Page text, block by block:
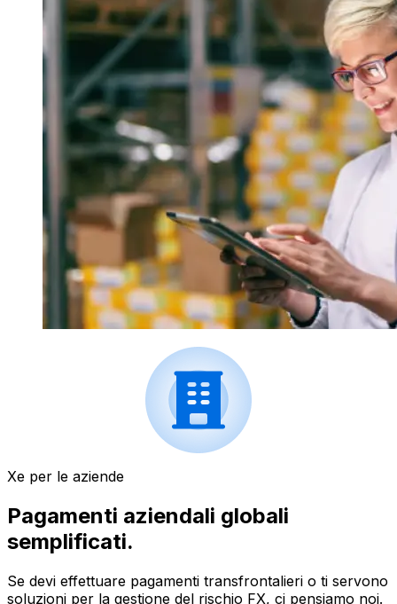
Xe per le aziende
Pagamenti aziendali globali
semplificati.
Se devi effettuare pagamenti transfrontalieri o ti servono
soluzioni per la gestione del rischio FX, ci pensiamo noi.